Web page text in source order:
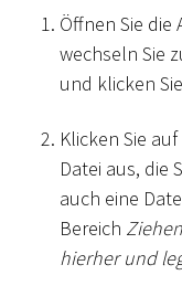
Öffnen Sie die
wechseln Sie
und klicken
Klicken Sie auf
Datei aus, die
auch eine
Bereich
hierher und